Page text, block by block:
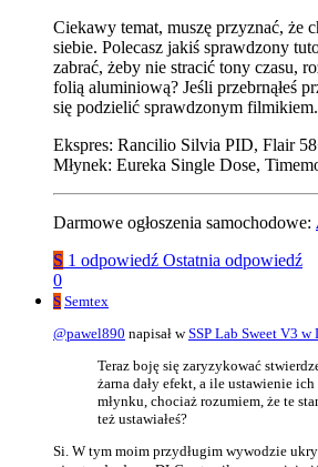
Ciekawy temat, muszę przyznać, że
siebie. Polecasz jakiś sprawdzony
zabrać, żeby nie stracić tony czasu,
folią aluminiową? Jeśli przebrnąłeś
się podzielić sprawdzonym filmikiem.
Ekspres: Rancilio Silvia PID, Flair
Młynek: Eureka Single Dose,
Darmowe ogłoszenia samochodowe:
S 1 odpowiedź Ostatnia odpowiedź
0
S Semtex
@pawel890 napisał wSSP Lab Sweet V3 w
Teraz boję się zaryzykować
żarna dały efekt, a ile ustawienie
młynku, chociaż rozumiem, że te
też ustawiałeś?
Si. W tym moim przydługim wywodzie